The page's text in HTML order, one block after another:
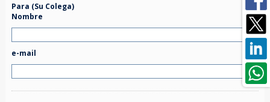
Para (Su Colega)
Nombre
e-mail